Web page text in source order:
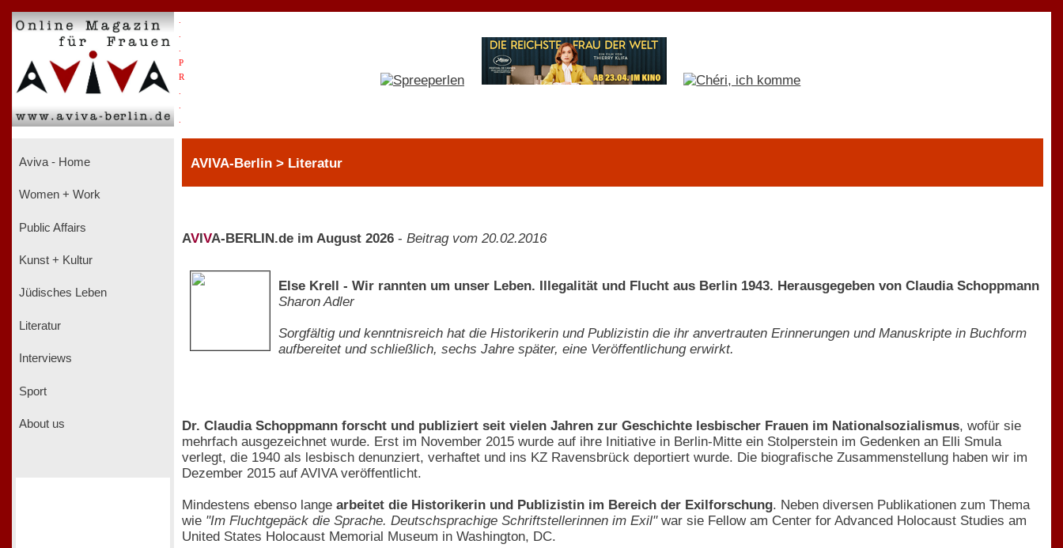
P
R
Aviva - Home
Women + Work
Public Affairs
Kunst + Kultur
Jüdisches Leben
Literatur
Interviews
Sport
About us
AVIVA-Berlin > Literatur
AV VA-BERLIN.de im August 2026 - Beitrag vom 20.02.2016
Else Krell - Wir rannten um unser Leben. Illegalität und Flucht aus Berlin 1943. Herausgegeben von Claudia Schoppmann
Sharon Adler
Sorgfältig und kenntnisreich hat die Historikerin und Publizistin die ihr anvertrauten Erinnerungen und Manuskripte in Buchform
aufbereitet und schließlich, sechs Jahre später, eine Veröffentlichung erwirkt.
Dr. Claudia Schoppmann forscht und publiziert seit vielen Jahren zur Geschichte lesbischer Frauen im Nationalsozialismus, wofür sie
mehrfach ausgezeichnet wurde. Erst im November 2015 wurde auf ihre Initiative in Berlin-Mitte ein Stolperstein im Gedenken an Elli Smula
verlegt, die 1940 als lesbisch denunziert, verhaftet und ins KZ Ravensbrück deportiert wurde. Die biografische Zusammenstellung haben wir im
Dezember 2015 auf AVIVA veröffentlicht.
Mindestens ebenso lange arbeitet die Historikerin und Publizistin im Bereich der Exilforschung. Neben diversen Publikationen zum Thema
wie "Im Fluchtgepäck die Sprache. Deutschsprachige Schriftstellerinnen im Exil"war sie Fellow am Center for Advanced Holocaust Studies am
United States Holocaust Memorial Museum in Washington, DC.